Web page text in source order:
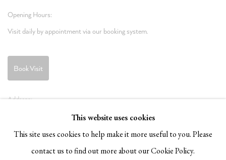
Opening Hours:
Visit daily by appointment via our booking system.
Book Visit
Address:
Stockmeyerstraße 41 (Hall 4J)
20457 Hamburg, Germany
JOIN OUR NEWSLETTER!
This website uses cookies
This site uses cookies to help make it more useful to you. Please
contact us to find out more about our Cookie Policy.